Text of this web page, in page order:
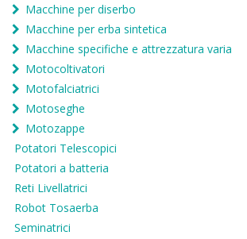
Macchine per diserbo
Macchine per erba sintetica
Macchine specifiche e attrezzatura varia
Motocoltivatori
Motofalciatrici
Motoseghe
Motozappe
Potatori Telescopici
Potatori a batteria
Reti Livellatrici
Robot Tosaerba
Seminatrici